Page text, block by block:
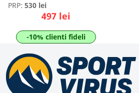
PRP: 530 lei
497 lei
-10% clienti fideli